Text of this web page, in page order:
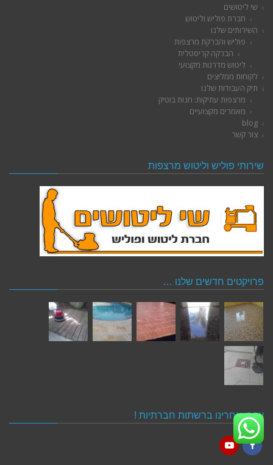
שי ליטושים
חברת פוליש וליטוש
השירותים שלנו
פוליש והברקת מרצפות
הברקה קריסטלית
ליטוש מדרגות מקצועי
לקוחות ממליצים
תיק העבודות שלנו
מרצפות עתיקות: חנות בוטיק
מאמרים מקצועיים
blog
צור קשר
שירותי פוליש וליטוש מרצפות
פרויקטים חדשים שלנו …
עקבו אחרינו ברשתות חברתיות !